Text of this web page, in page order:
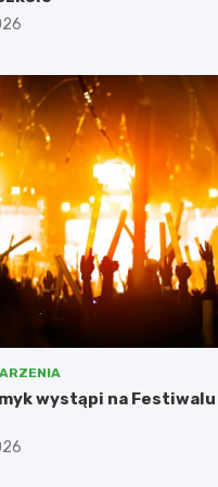
wystąpi na Festiwalu